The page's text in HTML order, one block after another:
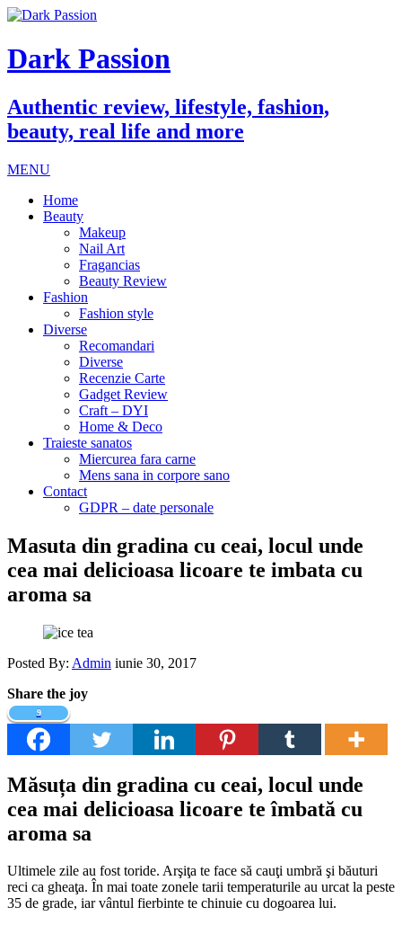
Dark Passion
Authentic review, lifestyle, fashion,
beauty, real life and more
MENU
Home
Beauty
Makeup
Nail Art
Fragancias
Beauty Review
Fashion
Fashion style
Diverse
Recomandari
Diverse
Recenzie Carte
Gadget Review
Craft – DYI
Home & Deco
Traieste sanatos
Miercurea fara carne
Mens sana in corpore sano
Contact
GDPR – date personale
Masuta din gradina cu ceai, locul unde
cea mai delicioasa licoare te imbata cu
aroma sa
Posted By: Admin iunie 30, 2017
Share the joy
9
Măsuța din gradina cu ceai, locul unde
cea mai delicioasa licoare te îmbată cu
aroma sa
Ultimele zile au fost toride. Arşiţa te face să cauţi umbră şi băuturi
reci ca gheaţa. În mai toate zonele tarii temperaturile au urcat la peste
35 de grade, iar vântul fierbinte te chinuie cu dogoarea lui.